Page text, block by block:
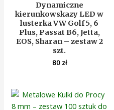
Dynamiczne
kierunkowskazy LED w
lusterka VW Golf 5, 6
Plus, Passat B6, Jetta,
EOS, Sharan – zestaw 2
szt.
80 zł